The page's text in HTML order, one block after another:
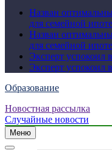
Назван
для семейной
Назван
для семейной
Эксперт успокоил
Эксперт успокоил
Образование
Новостная рассылка
Случайные новости
Меню